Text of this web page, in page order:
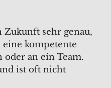
Zukunft sehr genau,
eine kompetente
oder an ein Team.
ist oft nicht